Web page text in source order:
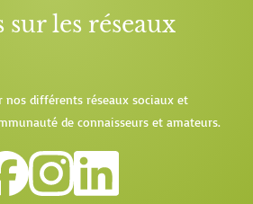
les réseaux
nos différents réseaux sociaux et
de connaisseurs et amateurs.